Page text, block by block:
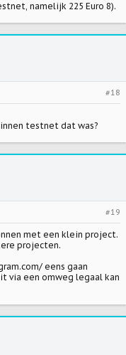
namelijk 225 Euro 8).
#18
testnet dat was?
#19
met een klein project.
projecten.
eens gaan
via een omweg legaal kan